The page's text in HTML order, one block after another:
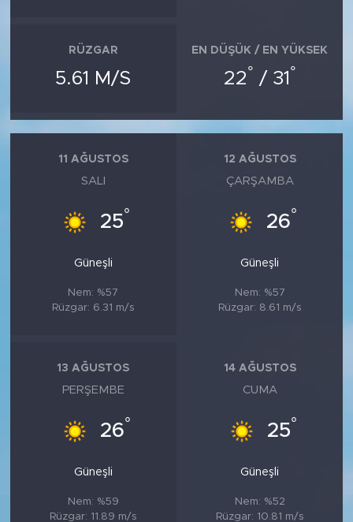
RÜZGAR
5.61 M/S
EN DÜŞÜK / EN YÜKSEK
22° / 31 °
11 AĞUSTOS
SALI
25°
Güneşli
Nem: %57
Rüzgar: 6.31 m/s
12 AĞUSTOS
ÇARŞAMBA
26°
Güneşli
Nem: %57
Rüzgar: 8.61 m/s
13 AĞUSTOS
PERŞEMBE
26°
Güneşli
Nem: %59
Rüzgar: 11.89 m/s
14 AĞUSTOS
CUMA
25°
Güneşli
Nem: %52
Rüzgar: 10.81 m/s